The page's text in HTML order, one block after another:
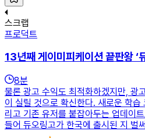
스크랩
프로덕트
13년째 게이미피케이션 끝판왕 ‘
8분
물론 광고 수익도 최적화하겠지만, 광
이 실릴 것으로 확신한다. 새로운 학
리고 기존 유저를 붙잡아두는 업데이
들어 듀오링고가 한국에 출시된 지 벌